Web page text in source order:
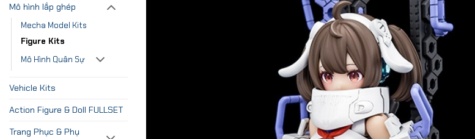
Mô hình lắp ghép
Mecha Model Kits
Figure Kits
Mô Hình Quân Sự
Vehicle Kits
Action Figure & Doll FULLSET
Trang Phục & Phụ